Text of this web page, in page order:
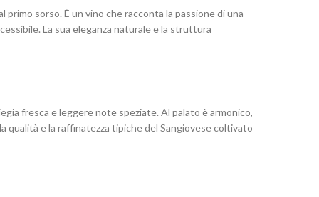
sorso. È un vino che racconta la passione di una
La sua eleganza naturale e la struttura
fresca e leggere note speziate. Al palato è armonico,
qualità e la raffinatezza tipiche del Sangiovese coltivato